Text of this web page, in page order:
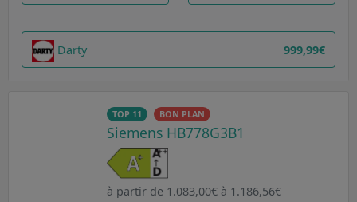
Darty 999,99€
TOP 11 BON PLAN
Siemens HB778G3B1
à partir de 1.083,00€ à 1.186,56€